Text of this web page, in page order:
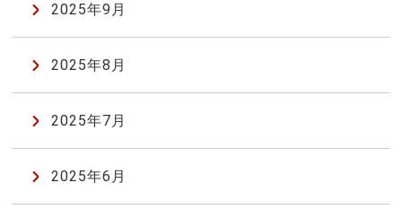
2025年9月
2025年8月
2025年7月
2025年6月